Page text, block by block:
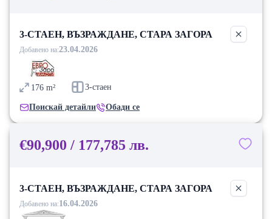
3-СТАЕН, ВЪЗРАЖДАНЕ, СТАРА ЗАГОРА
Добавено на:23.04.2026
176 m² 3-стаен
Поискай детайли Обади се
€90,900 / 177,785 лв.
3-СТАЕН, ВЪЗРАЖДАНЕ, СТАРА ЗАГОРА
Добавено на:16.04.2026